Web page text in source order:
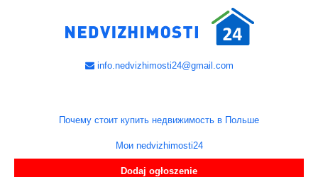
info.nedvizhimosti24@gmail.com
Почему стоит купить недвижимость в Польше
Мои nedvizhimosti24
Dodaj ogłoszenie